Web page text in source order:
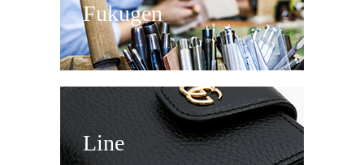
Fukugen
Line